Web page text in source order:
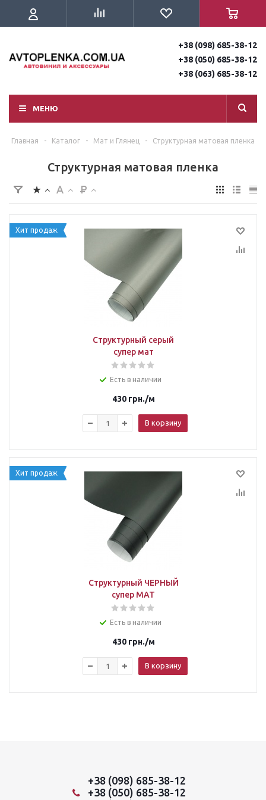
+38 (098) 685-38-12
+38 (050) 685-38-12
+38 (063) 685-38-12
МЕНЮ
Главная - Каталог - Мат и Глянец - Структурная матовая пленка
Структурная матовая пленка
Хит продаж
Структурный серый
супер мат
Есть в наличии
430грн./м
В корзину
Хит продаж
Структурный ЧЕРНЫЙ
супер МАТ
Есть в наличии
430грн./м
В корзину
+38 (098) 685-38-12
+38 (050) 685-38-12